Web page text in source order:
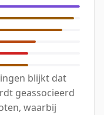
blijkt dat
geassocieerd
waarbij